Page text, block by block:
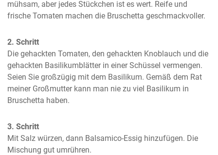
mühsam, aber jedes Stückchen ist es wert. Reife und
frische Tomaten machen die Bruschetta geschmackvoller.
2. Schritt
Die gehackten Tomaten, den gehackten Knoblauch und die
gehackten Basilikumblätter in einer Schüssel vermengen.
Seien Sie großzügig mit dem Basilikum. Gemäß dem Rat
meiner Großmutter kann man nie zu viel Basilikum in
Bruschetta haben.
3. Schritt
Mit Salz würzen, dann Balsamico-Essig hinzufügen. Die
Mischung gut umrühren.